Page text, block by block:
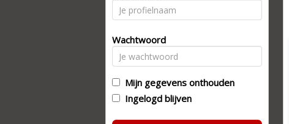
Wachtwoord
Mijn gegevens onthouden
Ingelogd blijven